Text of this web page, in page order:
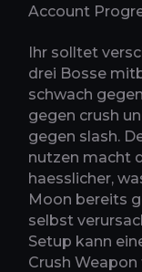
Account
Ihr solltet
drei Bosse
schwach
gegen crush
gegen slash.
nutzen macht
haesslicher,
Moon bereits
selbst
Setup kann
Crush Weapon